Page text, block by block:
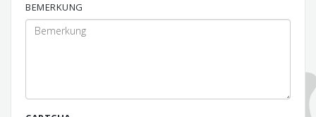
BEMERKUNG